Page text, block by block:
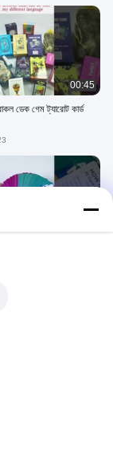
00:45
ডেক গেম ট্যারোট কার্ড
00:39
গেম